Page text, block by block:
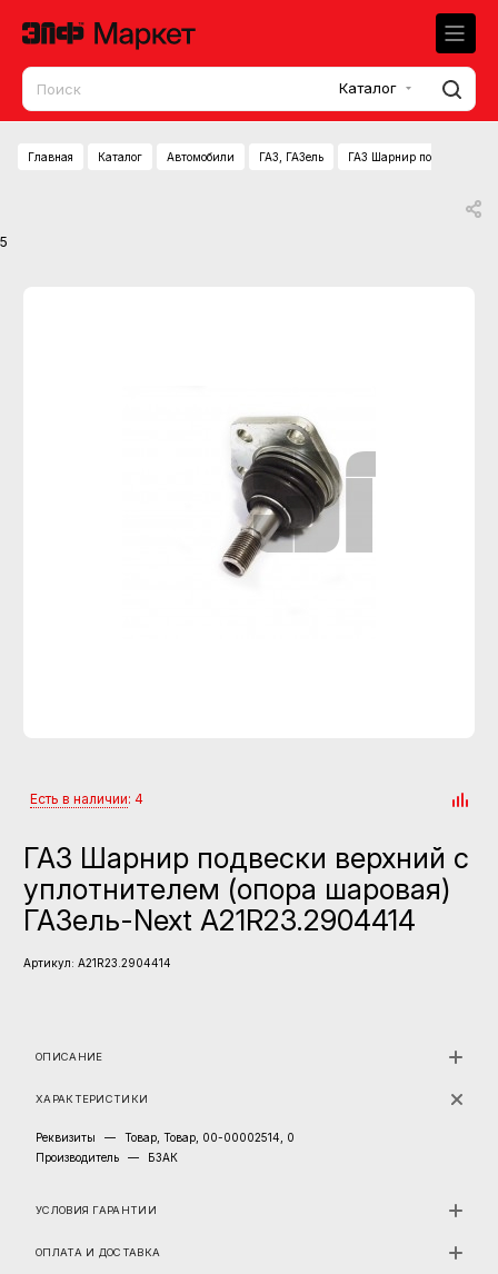
Каталог
Главная Каталог Автомобили ГАЗ, ГАЗель ГАЗ Шарнир подвески
5
Есть в наличии: 4
ГАЗ Шарнир подвески верхний с
уплотнителем (опора шаровая)
ГАЗель-Next А21R23.2904414
Артикул: А21R23.2904414
ОПИСАНИЕ
ХАРАКТЕРИСТИКИ
Реквизиты —
Товар, Товар, 00-00002514, 0
Производитель
— БЗАК
УСЛОВИЯ ГАРАНТИИ
ОПЛАТА И ДОСТАВКА